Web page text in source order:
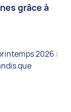
grâce à